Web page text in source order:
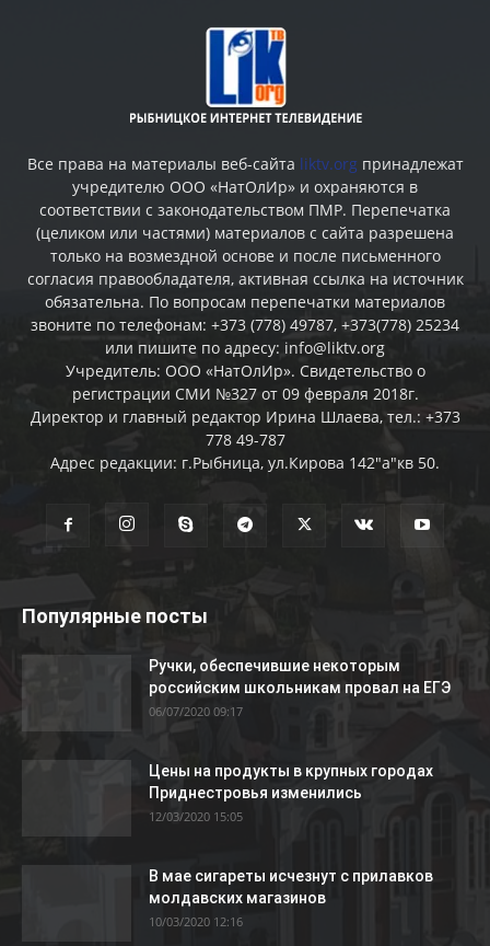
Все права на материалы веб-сайта liktv.org принадлежат
учредителю ООО «НатОлИр» и охраняются в
соответствии с законодательством ПМР. Перепечатка
(целиком или частями) материалов c сайта разрешена
только на возмездной основе и после письменного
согласия правообладателя, активная ссылка на источник
обязательна. По вопросам перепечатки материалов
звоните по телефонам: +373 (778) 49787, +373(778) 25234
или пишите по адресу: info@liktv.org
Учредитель: ООО «НатОлИр». Свидетельство о
регистрации СМИ №327 от 09 февраля 2018г.
Директор и главный редактор Ирина Шлаева, тел.: +373
778 49-787
Адрес редакции: г.Рыбница, ул.Кирова 142"а"кв 50.
Популярные посты
Ручки, обеспечившие некоторым
российским школьникам провал на ЕГЭ
06/07/2020 09:17
Цены на продукты в крупных городах
Приднестровья изменились
12/03/2020 15:05
В мае сигареты исчезнут с прилавков
молдавских магазинов
10/03/2020 12:16